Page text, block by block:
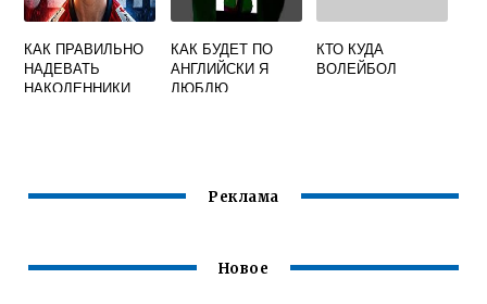
КАК ПРАВИЛЬНО
НАДЕВАТЬ
НАКОЛЕННИКИ
КАК БУДЕТ ПО
АНГЛИЙСКИ Я
ЛЮБЛЮ
КТО КУДА
ВОЛЕЙБОЛ
Реклама
Новое